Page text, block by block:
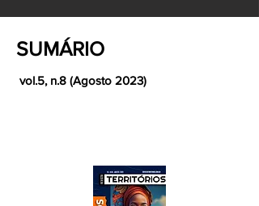
SUMÁRIO
vol.5, n.8 (Agosto 2023)